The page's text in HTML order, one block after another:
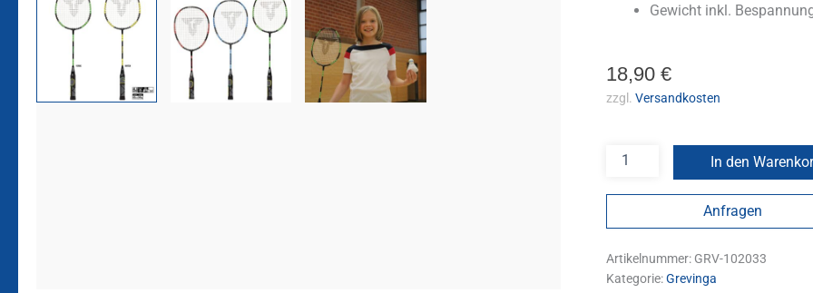
Gewicht inkl.
18,90 €
zzgl. Versandkosten
In den
Anfragen
Artikelnummer: GRV-102033
Kategorie:Grevinga